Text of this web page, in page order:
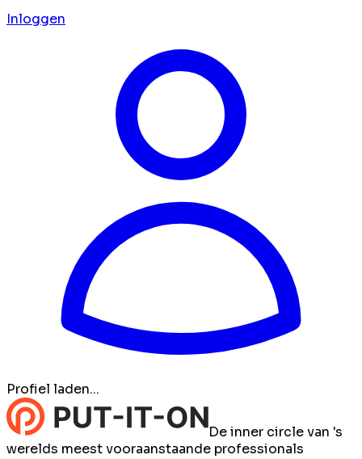
Inloggen
Profiel laden...
De inner circle van 's
werelds meest vooraanstaande professionals